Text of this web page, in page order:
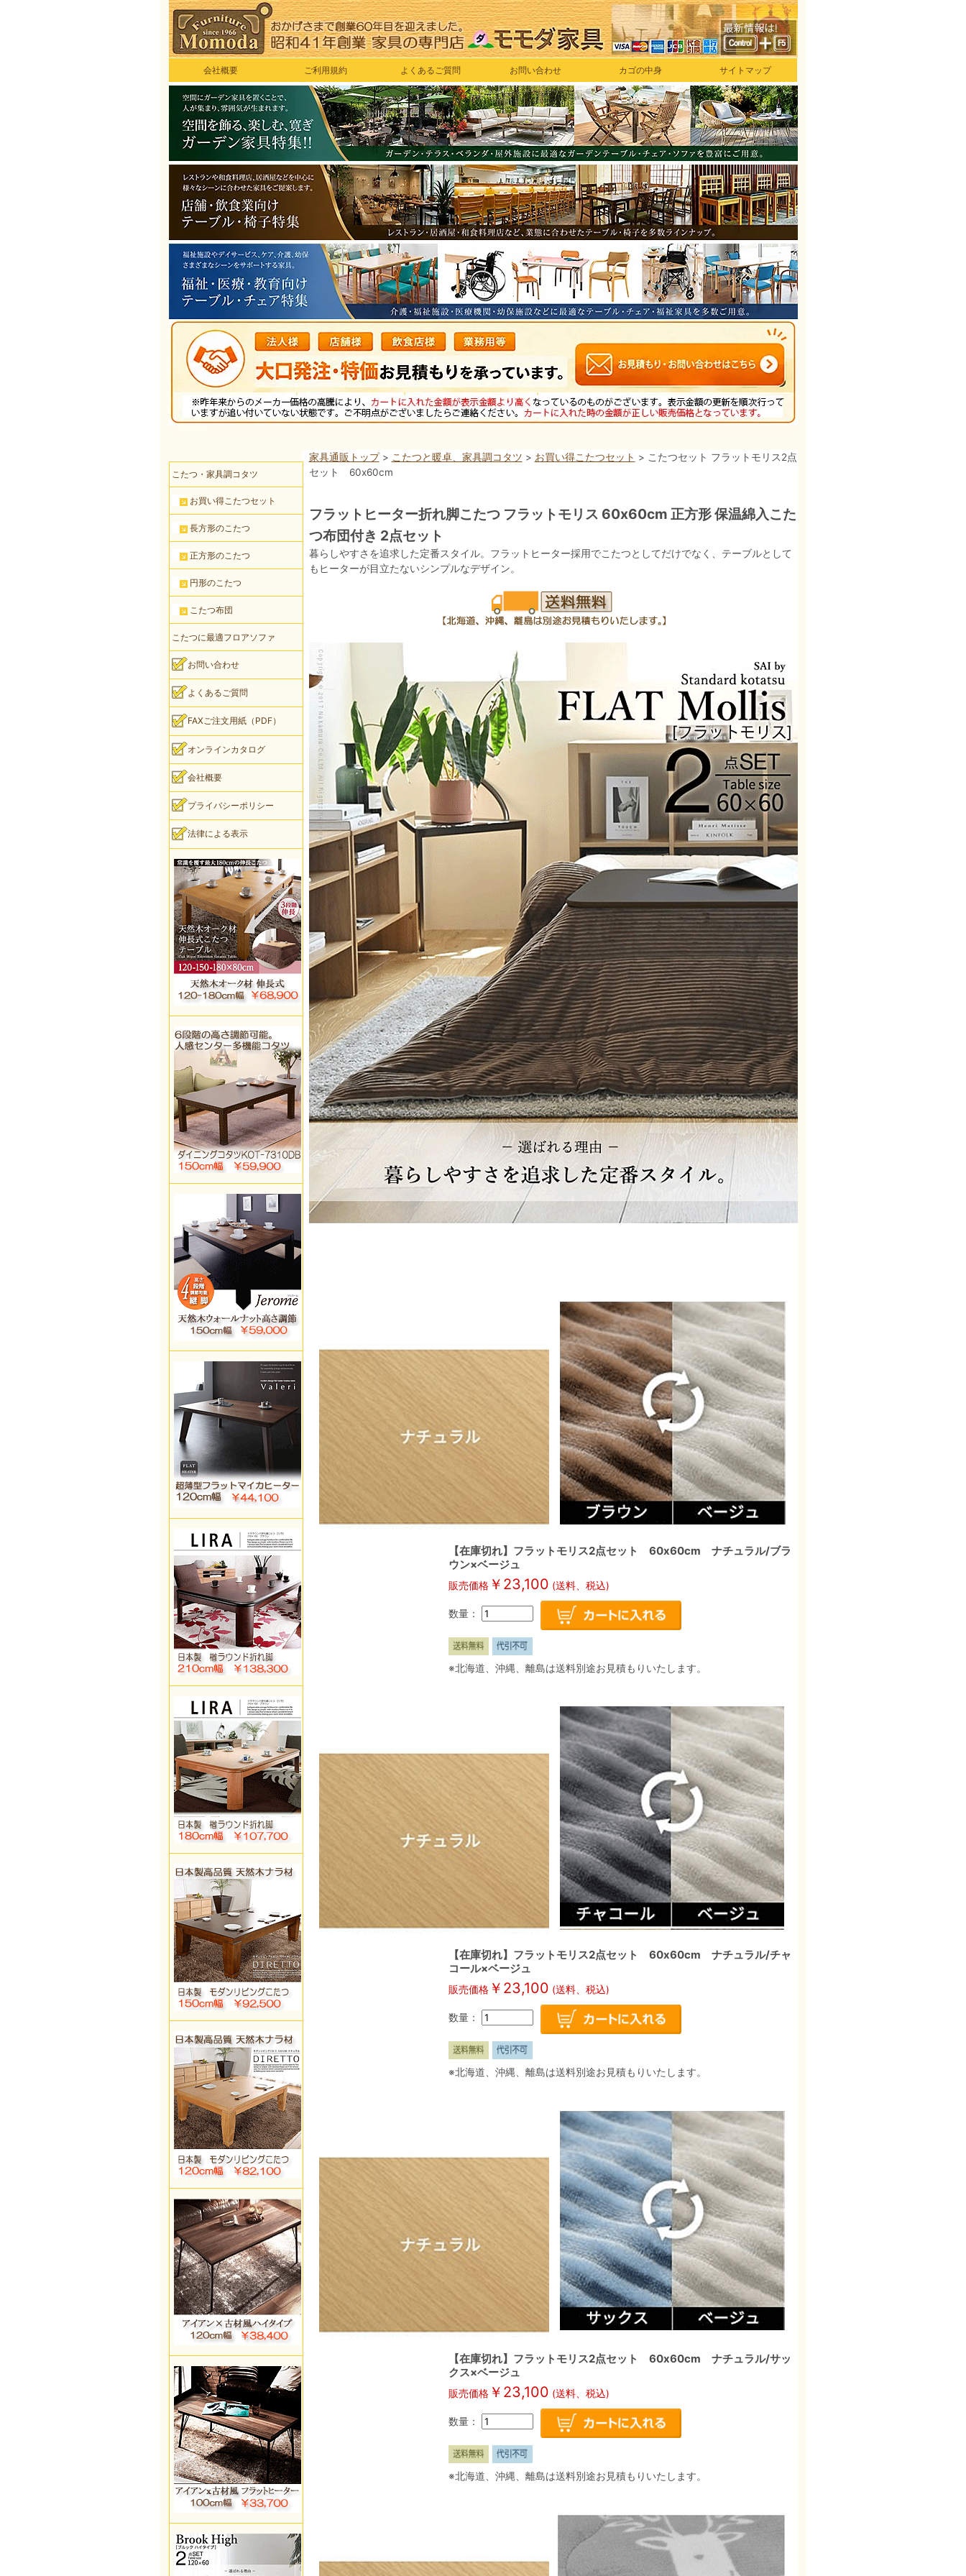
会社概要 ご利用規約 よくあるご質問 お問い合わせ カゴの中身 サイトマップ
家具通販トップ> こたつと暖卓、家具調コタツ > お買い得こたつセット > こたつセット フラットモリス2点
セット 60x60cm
フラットヒーター折れ脚こたつ フラットモリス 60x60cm 正方形 保温綿入こた
つ布団付き 2点セット
暮らしやすさを追求した定番スタイル。フラットヒーター採用でこたつとしてだけでなく、テーブルとして
もヒーターが目立たないシンプルなデザイン。
【在庫切れ】フラットモリス2点セット 60x60cm ナチュラル/ブラ
ウン×ベージュ
販売価格￥ 23,100 (送料、税込)
数量：
※北海道、沖縄、離島は送料別途お見積もりいたします。
【在庫切れ】フラットモリス2点セット 60x60cm ナチュラル/チャ
コール×ベージュ
販売価格￥ 23,100 (送料、税込)
数量：
※北海道、沖縄、離島は送料別途お見積もりいたします。
【在庫切れ】フラットモリス2点セット 60x60cm ナチュラル/サッ
クス×ベージュ
販売価格￥ 23,100 (送料、税込)
数量：
※北海道、沖縄、離島は送料別途お見積もりいたします。
こたつ・家具調コタツ
お買い得こたつセット
長方形のこたつ
正方形のこたつ
円形のこたつ
こたつ布団
こたつに最適フロアソファ
お問い合わせ
よくあるご質問
FAXご注文用紙（PDF）
オンラインカタログ
会社概要
プライバシーポリシー
法律による表示